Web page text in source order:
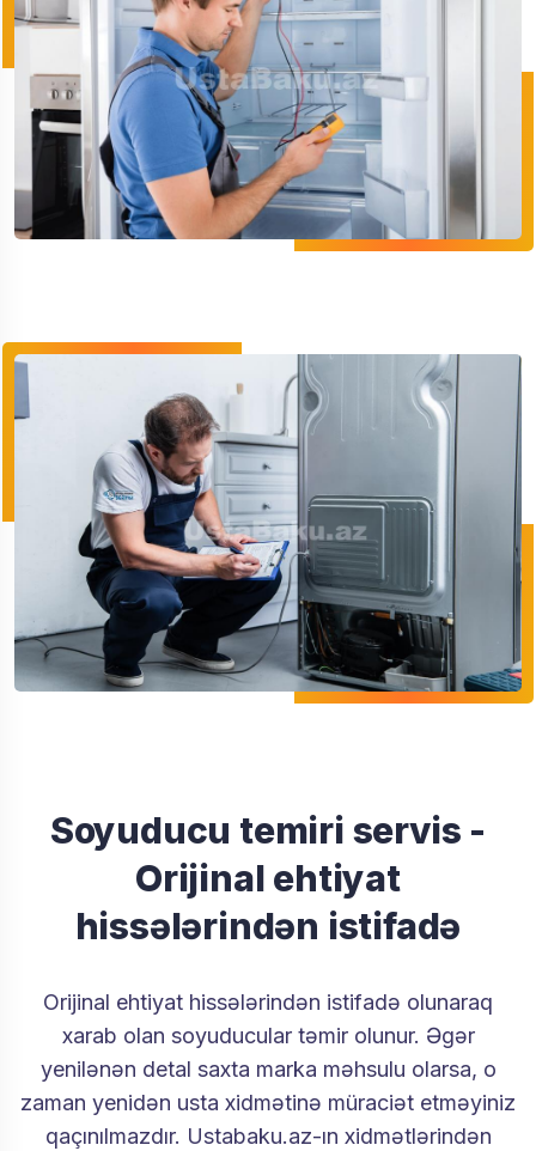
Soyuducu temiri servis -
Orijinal ehtiyat
hissələrindən istifadə
Orijinal ehtiyat hissələrindən istifadə olunaraq
xarab olan soyuducular təmir olunur. Əgər
yenilənən detal saxta marka məhsulu olarsa, o
zaman yenidən usta xidmətinə müraciət etməyiniz
qaçınılmazdır. Ustabaku.az-ın xidmətlərindən